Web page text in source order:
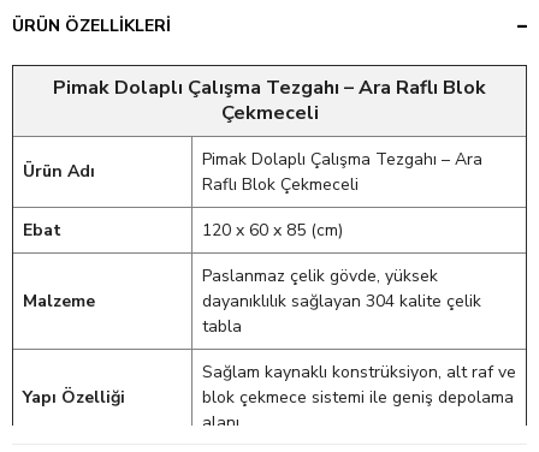
ÜRÜN ÖZELLIKLERI
Pimak Dolaplı Çalışma Tezgahı – Ara Raflı Blok
Çekmeceli
Ürün Adı
Pimak Dolaplı Çalışma Tezgahı – Ara
Raflı Blok Çekmeceli
Ebat
120 x 60 x 85 (cm)
Malzeme
Paslanmaz çelik gövde, yüksek
dayanıklılık sağlayan 304 kalite çelik
tabla
Yapı Özelliği
Sağlam kaynaklı konstrüksiyon, alt raf ve
blok çekmece sistemi ile geniş depolama
alanı